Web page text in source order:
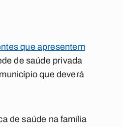
que apresentem
de saúde privada
que deverá
de saúde na família